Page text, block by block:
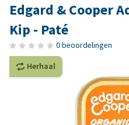
Edgard & Cooper
Kip - Paté
0 beoordelingen
Herhaal